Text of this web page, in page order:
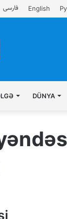
فارسی English
DÜNYA